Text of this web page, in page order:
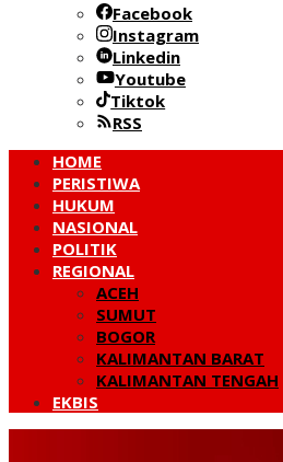
Facebook
Instagram
Linkedin
Youtube
Tiktok
RSS
HOME
PERISTIWA
HUKUM
NASIONAL
POLITIK
REGIONAL
ACEH
SUMUT
BOGOR
KALIMANTAN BARAT
KALIMANTAN TENGAH
EKBIS